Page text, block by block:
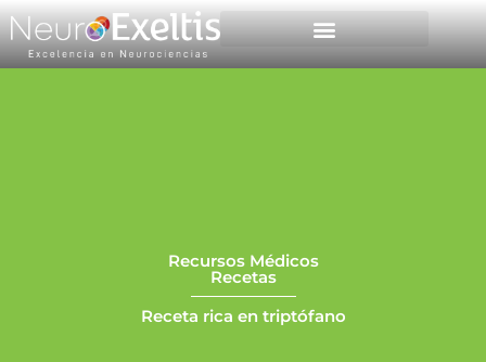
Recursos Médicos
Recetas
Receta rica en triptófano